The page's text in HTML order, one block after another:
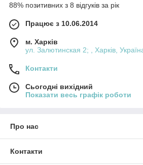
88% позитивних з 8 відгуків за рік
Працює з 10.06.2014
м. Харків
ул. Залютинская 2; , Харків,
Контакти
Сьогодні вихідний
Показати весь графік роботи
Про нас
Контакти